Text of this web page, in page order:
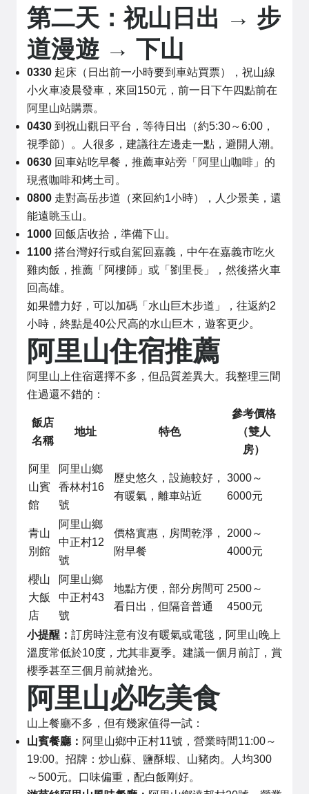
第二天：祝山日出 → 步
道漫遊 → 下山
0330 起床（日出前一小時要到車站買票），祝山線
小火車凌晨發車，來回150元，前一日下午四點前在
阿里山站購票。
0430 到祝山觀日平台，等待日出（約5:30～6:00，
視季節）。人很多，建議往左邊走一點，避開人潮。
0630 回車站吃早餐，推薦車站旁「阿里山咖啡」的
現煮咖啡和烤土司。
0800 走對高岳步道（來回約1小時），人少景美，還
能遠眺玉山。
1000 回飯店收拾，準備下山。
1100 搭台灣好行或自駕回嘉義，中午在嘉義市吃火
雞肉飯，推薦「阿樓師」或「劉里長」，然後搭火車
回高雄。
如果體力好，可以加碼「水山巨木步道」，往返約2
小時，終點是40公尺高的水山巨木，遊客更少。
阿里山住宿推薦
阿里山上住宿選擇不多，但品質差異大。我整理三間
住過還不錯的：
飯店
名稱
地址 特色
參考價格
（雙人
房）
阿里
山賓
館
阿里山鄉
香林村16
號
歷史悠久，設施較好，
有暖氣，離車站近
3000～
6000元
青山
別館
阿里山鄉
中正村12
號
價格實惠，房間乾淨，
附早餐
2000～
4000元
櫻山
大飯
店
阿里山鄉
中正村43
號
地點方便，部分房間可
看日出，但隔音普通
2500～
4500元
小提醒： 訂房時注意有沒有暖氣或電毯，阿里山晚上
溫度常低於10度，尤其非夏季。建議一個月前訂，賞
櫻季甚至三個月前就搶光。
阿里山必吃美食
山上餐廳不多，但有幾家值得一試：
山賓餐廳： 阿里山鄉中正村11號，營業時間11:00～
19:00。招牌：炒山蘇、鹽酥蝦、山豬肉。人均300
～500元。口味偏重，配白飯剛好。